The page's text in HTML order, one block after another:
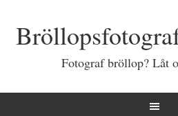
Fotograf bröllop? Låt